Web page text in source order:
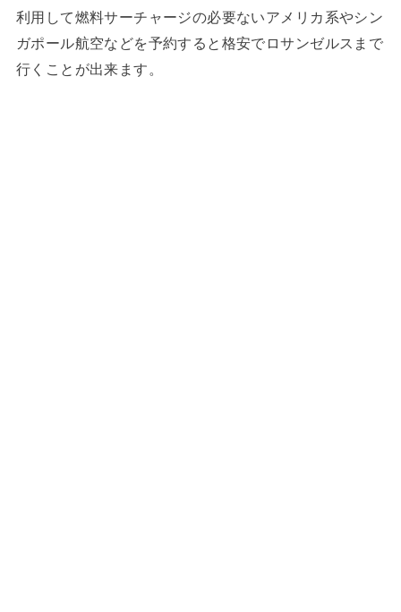
利用して燃料サーチャージの必要ないアメリカ系やシン
ガポール航空などを予約すると格安でロサンゼルスまで
行くことが出来ます。